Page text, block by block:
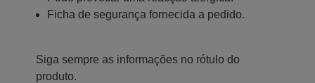
Ficha de segurança fornecida a pedido.
Siga sempre as informações no rótulo do
produto.